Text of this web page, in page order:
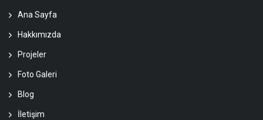
Ana Sayfa
Hakkımızda
Projeler
Foto Galeri
Blog
İletişim